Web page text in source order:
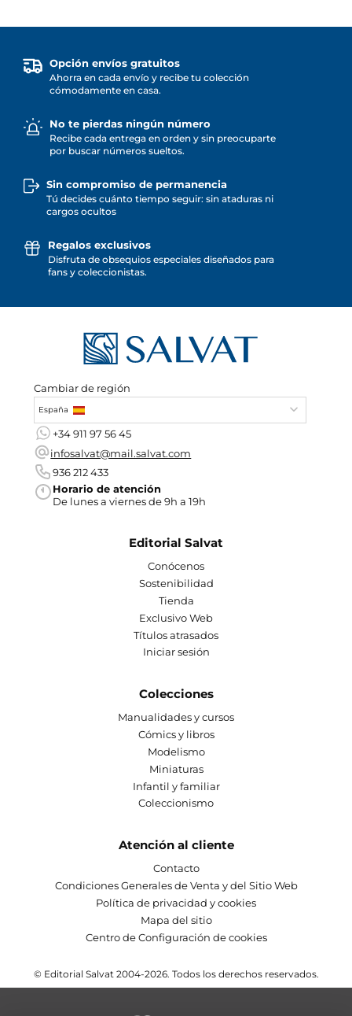
Opción envíos gratuitos
Ahorra en cada envío y recibe tu colección
cómodamente en casa.
No te pierdas ningún número
Recibe cada entrega en orden y sin preocuparte
por buscar números sueltos.
Sin compromiso de permanencia
Tú decides cuánto tiempo seguir: sin ataduras ni
cargos ocultos
Regalos exclusivos
Disfruta de obsequios especiales diseñados para
fans y coleccionistas.
Cambiar de región
España
+34 911 97 56 45
infosalvat@mail.salvat.com
936 212 433
Horario de atención
De lunes a viernes de 9h a 19h
Editorial Salvat
Conócenos
Sostenibilidad
Tienda
Exclusivo Web
Títulos atrasados
Iniciar sesión
Colecciones
Manualidades y cursos
Cómics y libros
Modelismo
Miniaturas
Infantil y familiar
Coleccionismo
Atención al cliente
Contacto
Condiciones Generales de Venta y del Sitio Web
Política de privacidad y cookies
Mapa del sitio
Centro de Configuración de cookies
© Editorial Salvat 2004-2026. Todos los derechos reservados.